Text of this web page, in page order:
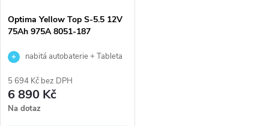
Optima Yellow Top S-5.5 12V
75Ah 975A 8051-187
nabitá autobaterie + Tableta
výkup staré baterie při doručení
nebo v prodejně Jinočany
5 694 Kč bez DPH
6 890 Kč
Na dotaz